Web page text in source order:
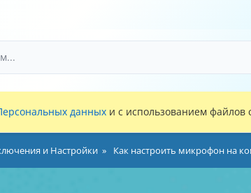
данных и с использованием файлов
и Настройки Как настроить микрофон на